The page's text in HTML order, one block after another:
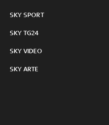
SKY SPORT
SKY TG24
SKY VIDEO
SKY ARTE